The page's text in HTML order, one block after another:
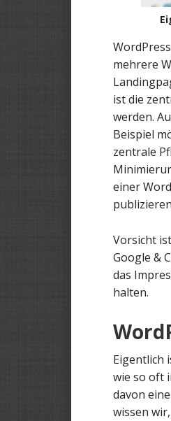
mehrere
ist die
werden.
Beispiel
zentrale
einer
Vorsicht
Google &
das
halten.
Eigentlich
wie so oft
davon
wissen